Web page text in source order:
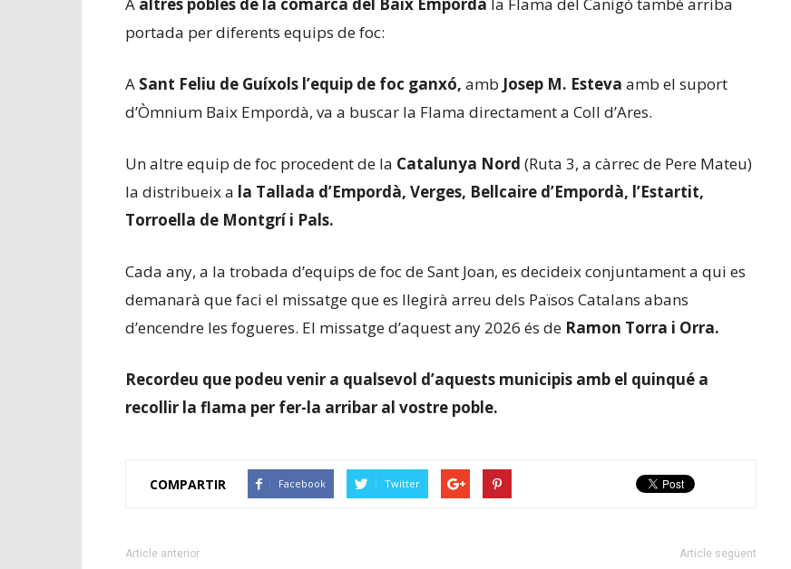
portada per diferents equips de foc:
A Sant Feliu de Guíxols l’equip de foc ganxó, amb Josep M. Esteva amb el suport
d’Òmnium Baix Empordà, va a buscar la Flama directament a Coll d’Ares.
Un altre equip de foc procedent de la Catalunya Nord (Ruta 3, a càrrec de Pere Mateu)
la distribueix a la Tallada d’Empordà, Verges, Bellcaire d’Empordà, l’Estartit,
Torroella de Montgrí i Pals.
Cada any, a la trobada d’equips de foc de Sant Joan, es decideix conjuntament a qui es
demanarà que faci el missatge que es llegirà arreu dels Països Catalans abans
d’encendre les fogueres. El missatge d’aquest any 2026 és de Ramon Torra i Orra.
Recordeu que podeu venir a qualsevol d’aquests municipis amb el quinqué a
recollir la flama per fer-la arribar al vostre poble.
COMPARTIR Facebook Twitter
Article anterior Article següent